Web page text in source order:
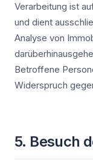
Verarbeitung ist
und dient
Analyse von
Betroffene
Widerspruch
5. Besuch